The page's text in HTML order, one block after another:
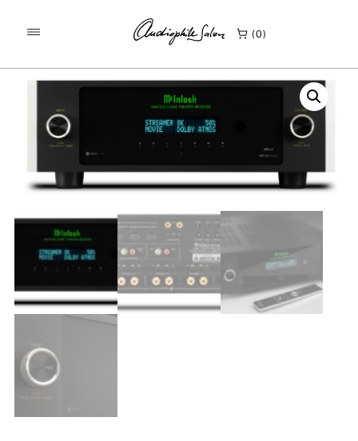
0
KEZDŐLAP TERMÉKEK
/
MCINTOSH MHT300 HÁZIMOZI RECEIVER